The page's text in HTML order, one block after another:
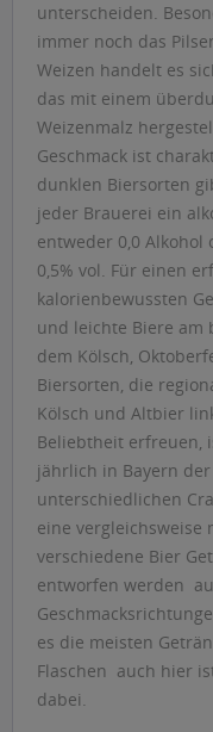
unterscheiden.
immer noch das
Weizen handelt es
das mit einem
Weizenmalz
Geschmack ist
dunklen Biersorten
jeder Brauerei ein
entweder 0,0 Alkohol
0,5% vol. Für einen
kalorienbewussten
und leichte Biere am
dem Kölsch,
Biersorten, die
Kölsch und Altbier
Beliebtheit erfreuen,
jährlich in Bayern
unterschiedlichen
eine vergleichsweise
verschiedene Bier
entworfen werden 
es die meisten
Flaschen  auch hier
dabei.